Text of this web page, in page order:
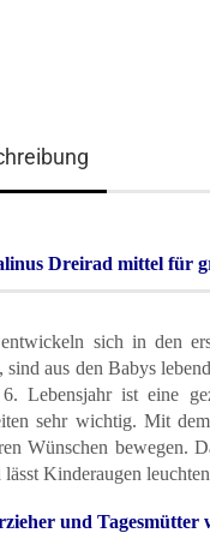
Dreirad mittel für
sich in den
sind aus den Babys
Lebensjahr ist eine
sehr wichtig. Mit
Wünschen bewegen.
Kinderaugen
und Tagesmütter